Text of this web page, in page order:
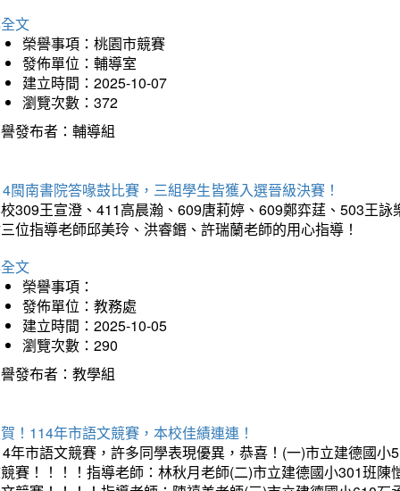
文
榮譽事項：桃園市競賽
發佈單位：輔導室
建立時間：2025-10-07
瀏覽次數：372
發布者：輔導組
閩南書院答喙鼓比賽，三組學生皆獲入選晉級決賽！
309王宣澄、411高晨瀚、609唐莉婷、609鄭弈莛、503王
位指導老師邱美玲、洪睿鍲、許瑞蘭老師的用心指導！
文
榮譽事項：
發佈單位：教務處
建立時間：2025-10-05
瀏覽次數：290
發布者：教學組
！114年市語文競賽，本校佳績連連！
年市語文競賽，許多同學表現優異，恭喜！(一)市立建德國
賽！！！！指導老師：林秋月老師(二)市立建德國小301班